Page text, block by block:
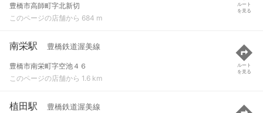
豊橋市高師町字北新切
このページの店舗から 684 m
ルート
を見る
南栄駅 豊橋鉄道渥美線
豊橋市南栄町字空池４６
このページの店舗から 1.6 km
ルート
を見る
植田駅 豊橋鉄道渥美線